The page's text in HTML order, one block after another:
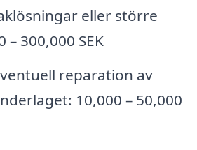
eller större
– 300,000 SEK
reparation av
10,000 – 50,000